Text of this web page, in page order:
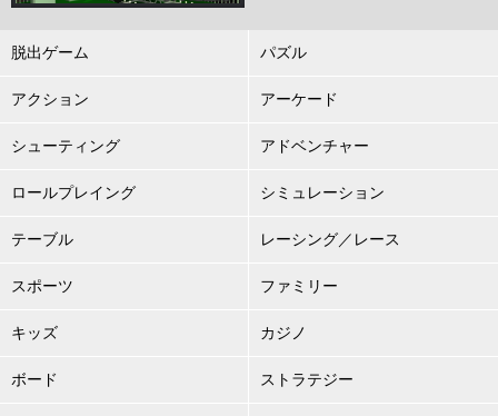
脱出ゲーム パズル
アクション アーケード
シューティング アドベンチャー
ロールプレイング シミュレーション
テーブル レーシング／レース
スポーツ ファミリー
キッズ カジノ
ボード ストラテジー